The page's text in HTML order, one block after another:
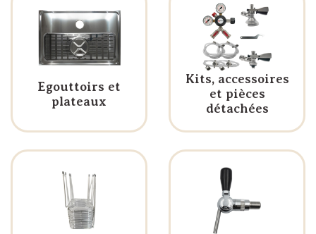
Egouttoirs et
plateaux
Kits, accessoires
et pièces
détachées